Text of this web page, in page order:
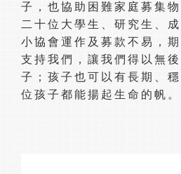
子，也協助困難家庭募集
二十位大學生、研究生、
小協會運作及募款不易，
支持我們，讓我們得以無
子；孩子也可以有長期、
位孩子都能揚起生命的帆。